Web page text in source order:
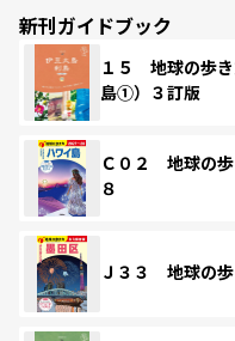
新刊ガイドブック
１５ 地球の歩
島①）３訂版
Ｃ０２ 地球の
８
Ｊ３３ 地球の